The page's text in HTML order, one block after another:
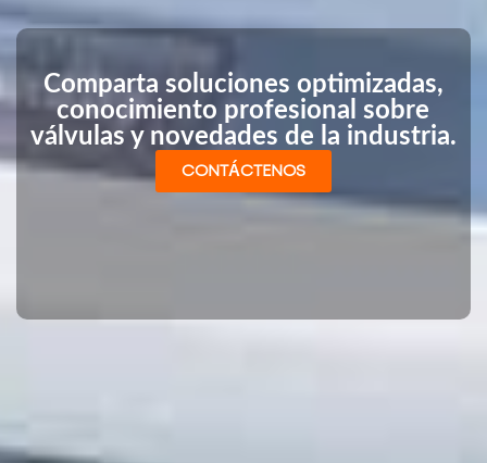
Comparta soluciones optimizadas,
conocimiento profesional sobre
válvulas y novedades de la industria.
CONTÁCTENOS